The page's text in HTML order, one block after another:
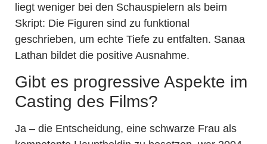
liegt weniger bei den Schauspielern als beim
Skript: Die Figuren sind zu funktional
geschrieben, um echte Tiefe zu entfalten. Sanaa
Lathan bildet die positive Ausnahme.
Gibt es progressive Aspekte im
Casting des Films?
Ja – die Entscheidung, eine schwarze Frau als